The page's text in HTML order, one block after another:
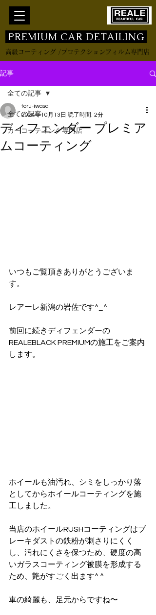
​ PREMIUM CAR DETAILING
高級コーティング /プロテクションフィルム専門店
記事
全ての記事
カーコーティング専門店
全ての記事
ディフェンダー プレミア
ムコーティング
toru-iwasa
2024年10月13日 読了時間: 2分
いつもご覧頂きありがとうございま
す。
レアーレ新潟の岩佐です^_^
前回に続きディフェンダーの
REALEBLACK PREMIUMの施工をご案内
します。
ホイールも油汚れ、シミをしっかり落
としてからホイールコーティングを施
工しました。
当店のホイールRUSHコーティングはブ
レーキダストの鉄粉が刺さりにくく
し、汚れにくさを保つため、硬度の高
いガラスコーティング被膜を形成する
ため、艶がすごく出ます^ ^
車の綺麗も、足元からですね〜